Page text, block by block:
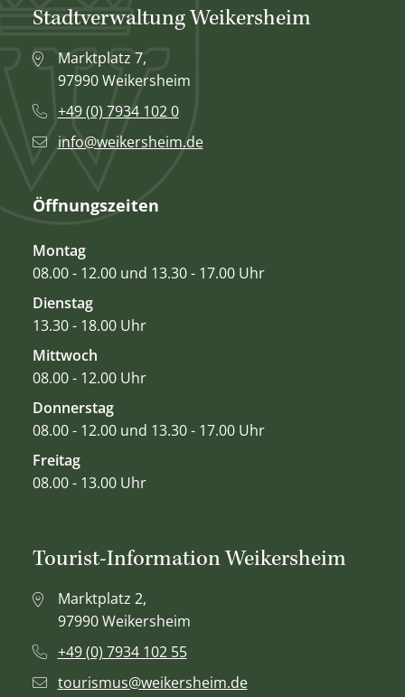
Stadtverwaltung Weikersheim
Marktplatz 7,
97990 Weikersheim
+49 (0) 7934 102 0
info@weikersheim.de
Öffnungszeiten
Montag
08.00 - 12.00 und 13.30 - 17.00 Uhr
Dienstag
13.30 - 18.00 Uhr
Mittwoch
08.00 - 12.00 Uhr
Donnerstag
08.00 - 12.00 und 13.30 - 17.00 Uhr
Freitag
08.00 - 13.00 Uhr
Tourist-Information Weikersheim
Marktplatz 2,
97990 Weikersheim
+49 (0) 7934 102 55
tourismus@weikersheim.de